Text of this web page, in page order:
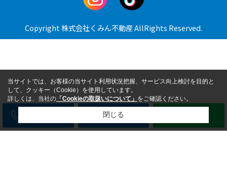
Copyright 株式会社くみん不動産 AllRights Reserved.
メール
当サイトでは、お客様の当サイト利用状況把握、サービス向上検討を目的と
して、クッキー（Cookie）を使用しています。
詳しくは、当社の 「Cookieの取扱いについて」 をご確認ください。
閉じる